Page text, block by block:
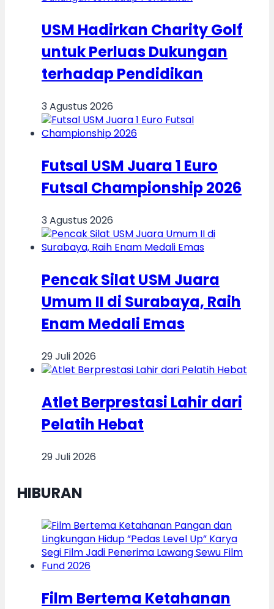
USM Hadirkan Charity Golf
untuk Perluas Dukungan
terhadap Pendidikan
3 Agustus 2026
Futsal USM Juara 1 Euro
Futsal Championship 2026
3 Agustus 2026
Pencak Silat USM Juara
Umum II di Surabaya, Raih
Enam Medali Emas
29 Juli 2026
Atlet Berprestasi Lahir dari
Pelatih Hebat
29 Juli 2026
HIBURAN
Film Bertema Ketahanan